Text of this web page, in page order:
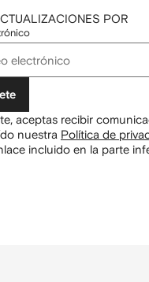
POR
aceptas recibir
nuestra Política de
incluido en la parte